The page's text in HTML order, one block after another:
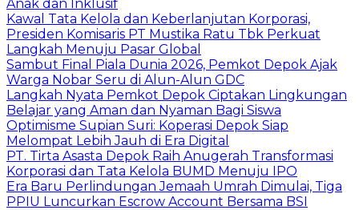
Anak dan Inklusif
Kawal Tata Kelola dan Keberlanjutan Korporasi,
Presiden Komisaris PT Mustika Ratu Tbk Perkuat
Langkah Menuju Pasar Global
Sambut Final Piala Dunia 2026, Pemkot Depok Ajak
Warga Nobar Seru di Alun-Alun GDC
Langkah Nyata Pemkot Depok Ciptakan Lingkungan
Belajar yang Aman dan Nyaman Bagi Siswa
Optimisme Supian Suri: Koperasi Depok Siap
Melompat Lebih Jauh di Era Digital
PT. Tirta Asasta Depok Raih Anugerah Transformasi
Korporasi dan Tata Kelola BUMD Menuju IPO
Era Baru Perlindungan Jemaah Umrah Dimulai, Tiga
PPIU Luncurkan Escrow Account Bersama BSI